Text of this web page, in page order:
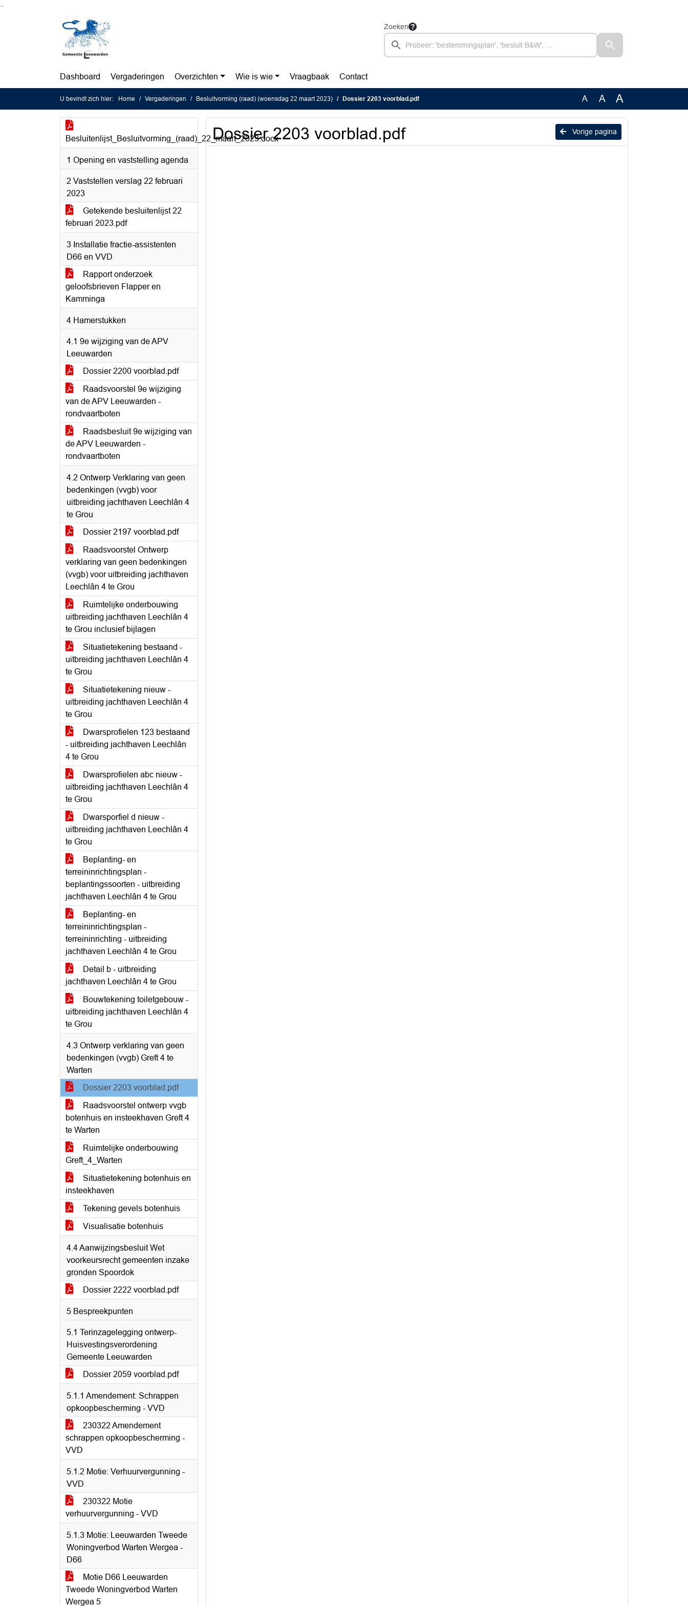
Zoeken
Dashboard Vergaderingen Overzichten Wie is wie Vraagbaak Contact
U bevindt zich hier: Home Vergaderingen Besluitvorming (raad) (woensdag 22 maart 2023) Dossier 2203 voorblad.pdf A A A
Besluitenlijst_Besluitvorming_(raad)_22_maart_2023.docx
1 Opening en vaststelling agenda
2 Vaststellen verslag 22 februari
2023
Getekende besluitenlijst 22
februari 2023.pdf
3 Installatie fractie-assistenten
D66 en VVD
Rapport onderzoek
geloofsbrieven Flapper en
Kamminga
4 Hamerstukken
4.1 9e wijziging van de APV
Leeuwarden
Dossier 2200 voorblad.pdf
Raadsvoorstel 9e wijziging
van de APV Leeuwarden -
rondvaartboten
Raadsbesluit 9e wijziging van
de APV Leeuwarden -
rondvaartboten
4.2 Ontwerp Verklaring van geen
bedenkingen (vvgb) voor
uitbreiding jachthaven Leechlân 4
te Grou
Dossier 2197 voorblad.pdf
Raadsvoorstel Ontwerp
verklaring van geen bedenkingen
(vvgb) voor uitbreiding jachthaven
Leechlân 4 te Grou
Ruimtelijke onderbouwing
uitbreiding jachthaven Leechlân 4
te Grou inclusief bijlagen
Situatietekening bestaand -
uitbreiding jachthaven Leechlân 4
te Grou
Situatietekening nieuw -
uitbreiding jachthaven Leechlân 4
te Grou
Dwarsprofielen 123 bestaand
- uitbreiding jachthaven Leechlân
4 te Grou
Dwarsprofielen abc nieuw -
uitbreiding jachthaven Leechlân 4
te Grou
Dwarsporfiel d nieuw -
uitbreiding jachthaven Leechlân 4
te Grou
Beplanting- en
terreininrichtingsplan -
beplantingssoorten - uitbreiding
jachthaven Leechlân 4 te Grou
Beplanting- en
terreininrichtingsplan -
terreininrichting - uitbreiding
jachthaven Leechlân 4 te Grou
Detail b - uitbreiding
jachthaven Leechlân 4 te Grou
Bouwtekening toiletgebouw -
uitbreiding jachthaven Leechlân 4
te Grou
4.3 Ontwerp verklaring van geen
bedenkingen (vvgb) Greft 4 te
Warten
Dossier 2203 voorblad.pdf
Raadsvoorstel ontwerp vvgb
botenhuis en insteekhaven Greft 4
te Warten
Ruimtelijke onderbouwing
Greft_4_Warten
Situatietekening botenhuis en
insteekhaven
Tekening gevels botenhuis
Visualisatie botenhuis
4.4 Aanwijzingsbesluit Wet
voorkeursrecht gemeenten inzake
gronden Spoordok
Dossier 2222 voorblad.pdf
5 Bespreekpunten
5.1 Terinzagelegging ontwerp-
Huisvestingsverordening
Gemeente Leeuwarden
Dossier 2059 voorblad.pdf
5.1.1 Amendement: Schrappen
opkoopbescherming - VVD
230322 Amendement
schrappen opkoopbescherming -
VVD
5.1.2 Motie: Verhuurvergunning -
VVD
230322 Motie
verhuurvergunning - VVD
5.1.3 Motie: Leeuwarden Tweede
Woningverbod Warten Wergea -
D66
Motie D66 Leeuwarden
Tweede Woningverbod Warten
Wergea 5
Vorige pagina
Dossier 2203 voorblad.pdf